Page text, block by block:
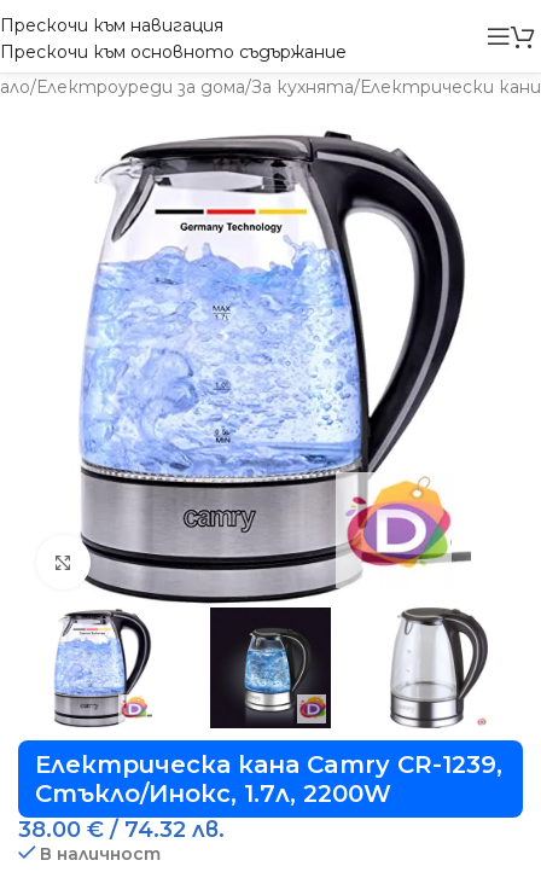
Прескочи към навигация
Прескочи към основното съдържание
/Електроуреди за дома/За кухнята/Електрически кани
Виж повече
Електрическа кана Camry CR-1239,
Стъклo/Инокс, 1.7л, 2200W
38.00 € / 74.32 лв.
В наличност